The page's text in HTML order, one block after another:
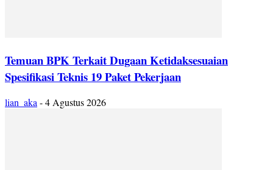
Temuan BPK Terkait Dugaan Ketidaksesuaian
Spesifikasi Teknis 19 Paket Pekerjaan
lian_aka-4 Agustus 2026